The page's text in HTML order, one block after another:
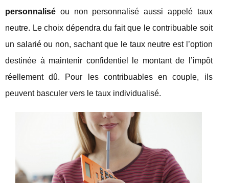
personnalisé ou non personnalisé aussi appelé taux
neutre. Le choix dépendra du fait que le contribuable soit
un salarié ou non, sachant que le taux neutre est l’option
destinée à maintenir confidentiel le montant de l’impôt
réellement dû. Pour les contribuables en couple, ils
peuvent basculer vers le taux individualisé.